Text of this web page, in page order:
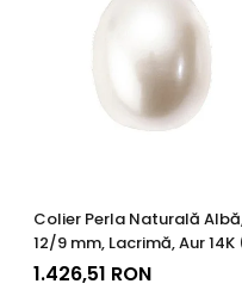
Colier Perla Naturală
12/9 mm, Lacrimă, Aur 14K
585) | KASKADDA®
1.426,51 RON